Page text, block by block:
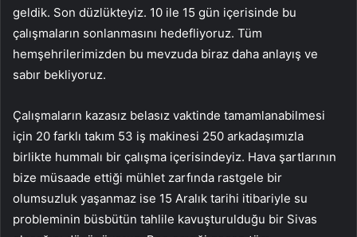
geldik. Son düzlükteyiz. 10 ile 15 gün içerisinde bu
çalışmaların sonlanmasını hedefliyoruz. Tüm
hemşehrilerimizden bu mevzuda biraz daha anlayış ve
sabır bekliyoruz.
Çalışmaların kazasız belasız vaktinde tamamlanabilmesi
için 20 farklı takım 53 iş makinesi 250 arkadaşımızla
birlikte hummalı bir çalışma içerisindeyiz. Hava şartlarının
bize müsaade ettiği mühlet zarfında rastgele bir
olumsuzluk yaşanmaz ise 15 Aralık tarihi itibariyle su
probleminin büsbütün tahlile kavuşturulduğu bir Sivas